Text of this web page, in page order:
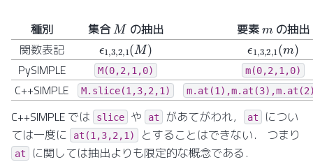
種別 集合M の抽出 要素mの抽出
関数表記
ϵ1,3,2,1(M) ϵ1,3,2,1(m)
PySIMPLE M(0,2,1,0) m(0,2,1,0)
C++SIMPLE M.slice(1,3,2,1)
C++SIMPLE では slice や at があてがわれ， at
につい
ては一度に
at(1,3,2,1) とすることはできない． つまり
at
に関しては抽出よりも限定的な概念である．